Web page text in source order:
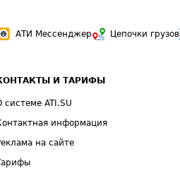
АТИ Мессенджер Цепочки грузов
И ТАРИФЫ
системе ATI.SU
информация
на сайте